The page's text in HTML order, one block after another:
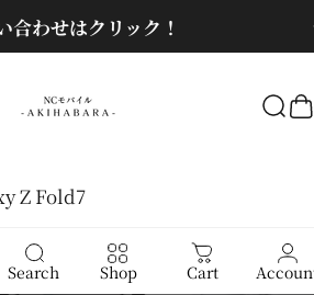
プ
合わせはクリック！
スライドショーを一時停止
ン
NCモバイル 検
Search Shop Cart
Z Fold7